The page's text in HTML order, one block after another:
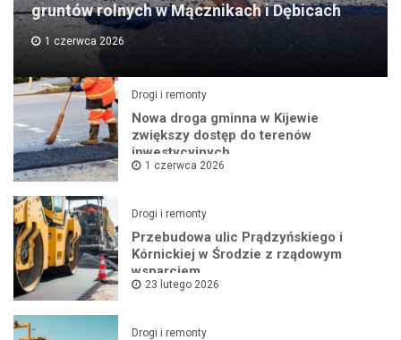
gruntów rolnych w Mącznikach i Dębicach
1 czerwca 2026
Drogi i remonty
Nowa droga gminna w Kijewie
zwiększy dostęp do terenów
inwestycyjnych
1 czerwca 2026
Drogi i remonty
Przebudowa ulic Prądzyńskiego i
Kórnickiej w Środzie z rządowym
wsparciem
23 lutego 2026
Drogi i remonty